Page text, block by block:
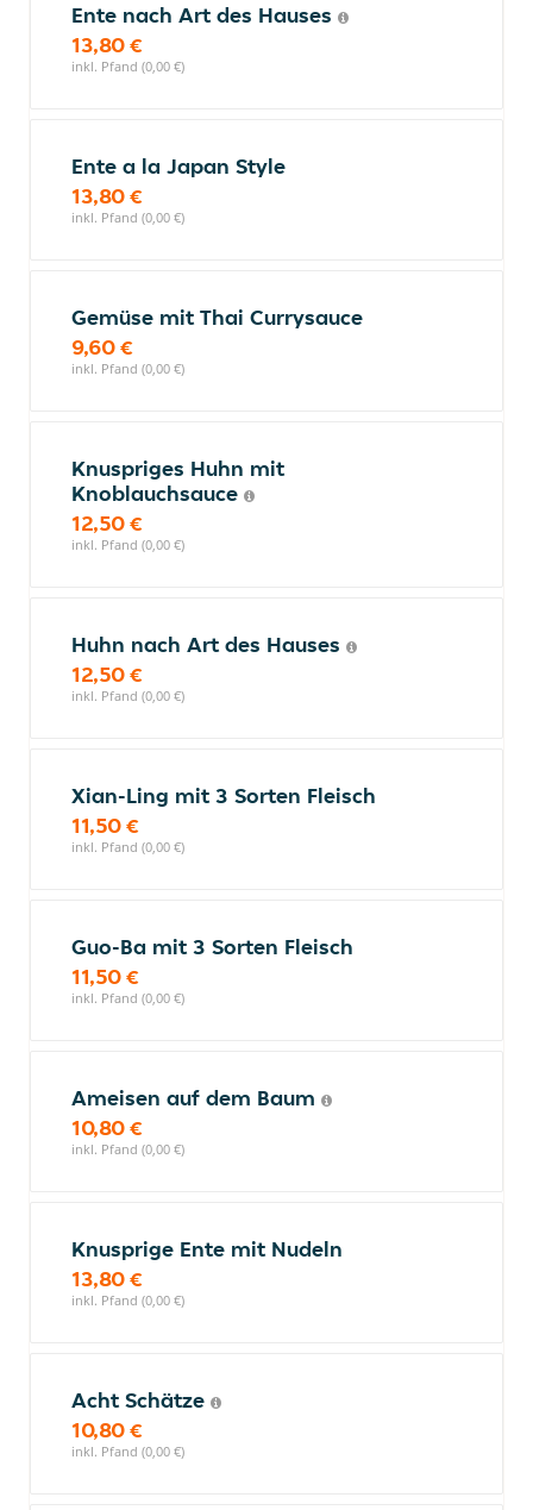
Ente nach Art des Hauses
13,80 €
inkl. Pfand (0,00 €)
Ente a la Japan Style
13,80 €
inkl. Pfand (0,00 €)
Gemüse mit Thai Currysauce
9,60 €
inkl. Pfand (0,00 €)
Knuspriges Huhn mit
Knoblauchsauce
12,50 €
inkl. Pfand (0,00 €)
Huhn nach Art des Hauses
12,50 €
inkl. Pfand (0,00 €)
Xian-Ling mit 3 Sorten Fleisch
11,50 €
inkl. Pfand (0,00 €)
Guo-Ba mit 3 Sorten Fleisch
11,50 €
inkl. Pfand (0,00 €)
Ameisen auf dem Baum
10,80 €
inkl. Pfand (0,00 €)
Knusprige Ente mit Nudeln
13,80 €
inkl. Pfand (0,00 €)
Acht Schätze
10,80 €
inkl. Pfand (0,00 €)